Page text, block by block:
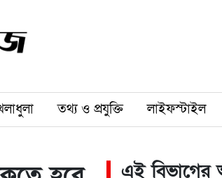
তথ্য ও প্রযুক্তি লাইফস্টাইল
এই